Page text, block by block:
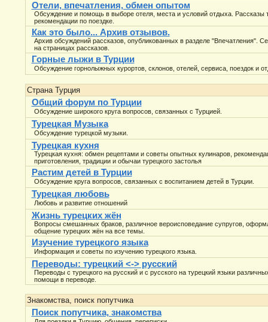
Отели, впечатления, обмен опытом
Обсуждение и помощь в выборе отеля, места и условий отдыха. Рассказы
рекомендации по поездке.
Как это было... Архив отзывов.
Архив обсуждений рассказов, опубликованных в разделе "Впечатления".
на страницах рассказов.
Горные лыжи в Турции
Обсуждение горнолыжных курортов, склонов, отелей, сервиса, поездок и
Страна Турция
Общий форум по Турции
Обсуждение широкого круга вопросов, связанных с Турцией.
Турецкая Музыка
Обсуждение турецкой музыки.
Турецкая кухня
Турецкая кухня: обмен рецептами и советы опытных кулинаров,
приготовления, традиции и обычаи турецкого застолья
Растим детей в Турции
Обсуждение круга вопросов, связанных с воспитанием детей в Турции.
Турецкая любовь
Любовь и развитие отношений
Жизнь турецких жён
Вопросы смешанных браков, различное вероисповедание супругов,
общение турецких жён на все темы.
Изучение турецкого языка
Информация и советы по изучению турецкого языка.
Переводы: турецкий <-> русский
Переводы с турецкого на русский и с русского на турецкий языки
помощи в переводе.
Знакомства, поиск попутчика
Поиск попутчика, знакомства